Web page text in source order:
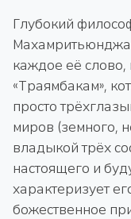
Глубокий
каждое её
«Траямбакам»,
просто
миров (земного,
владыкой трёх
настоящего и
характеризует
божественное